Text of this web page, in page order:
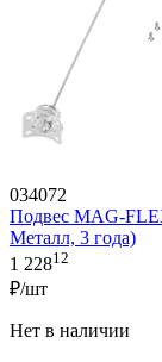
034072
Подвес MAG-
Металл, 3 года)
1 22812
₽/шт
Нет в наличии